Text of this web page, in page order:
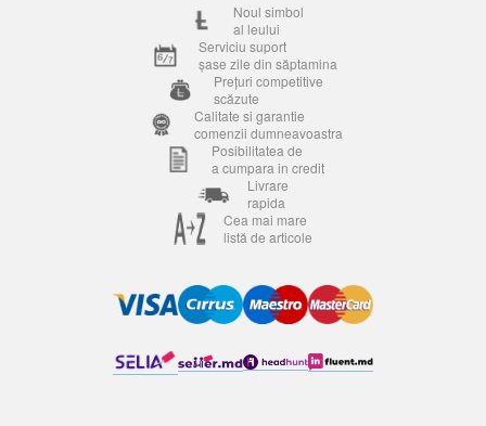
Noul simbol
al leului
Serviciu suport
șase zile din săptamina
Prețuri competitive
scăzute
Calitate si garantie
comenzii dumneavoastra
Posibilitatea de
a cumpara in credit
Livrare
rapida
Cea mai mare
listă de articole